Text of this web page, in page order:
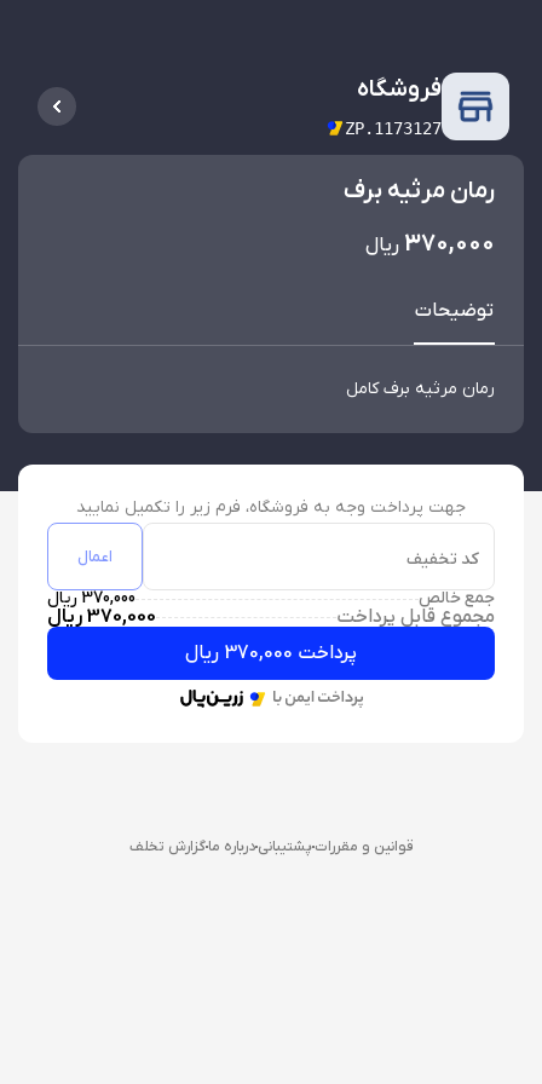
فروشگاه
ZP.1173127
رمان مرثیه برف
370,000 ریال
توضیحات
رمان مرثیه برف کامل
جهت پرداخت وجه به فروشگاه، فرم زیر را تکمیل نمایید
کد تخفیف اعمال
جمع خالص 370,000 ریال
مجموع قابل پرداخت
370,000 ریال
پرداخت 370,000 ریال
قوانین و مقرراتپشتیبانیدرباره ماگزارش تخلف